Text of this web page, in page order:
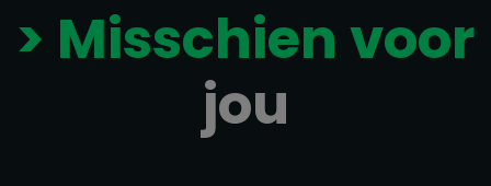
> Misschien voor
jou